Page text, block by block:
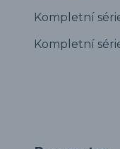
Kompletní
Kompletní